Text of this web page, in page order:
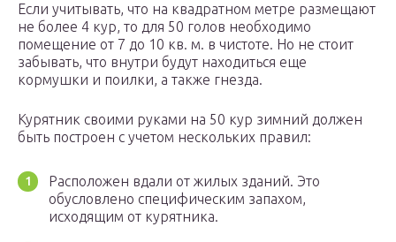
Если учитывать, что на квадратном метре размещают
не более 4 кур, то для 50 голов необходимо
помещение от 7 до 10 кв. м. в чистоте. Но не стоит
забывать, что внутри будут находиться еще
кормушки и поилки, а также гнезда.
Курятник своими руками на 50 кур зимний должен
быть построен с учетом нескольких правил:
Расположен вдали от жилых зданий. Это
обусловлено специфическим запахом,
исходящим от курятника.